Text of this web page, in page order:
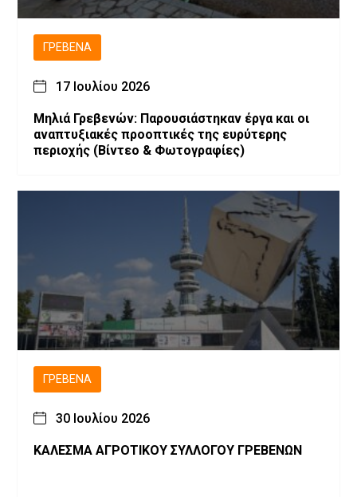
ΓΡΕΒΕΝΆ
17 Ιουλίου 2026
Μηλιά Γρεβενών: Παρουσιάστηκαν έργα και οι
αναπτυξιακές προοπτικές της ευρύτερης
περιοχής (Bίντεο & Φωτογραφίες)
ΓΡΕΒΕΝΆ
30 Ιουλίου 2026
ΚΑΛΕΣΜΑ ΑΓΡΟΤΙΚΟΥ ΣΥΛΛΟΓΟΥ ΓΡΕΒΕΝΩΝ